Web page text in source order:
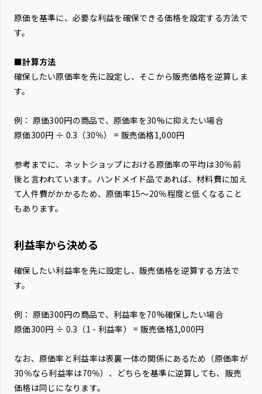
原価を基準に、必要な利益を確保できる価格を設定する方法で
す。
■計算方法
確保したい原価率を先に設定し、そこから販売価格を逆算しま
す。
例： 原価300円の商品で、原価率を30%に抑えたい場合
原価300円 ÷ 0.3（30％） = 販売価格1,000円
参考までに、ネットショップにおける原価率の平均は30％前
後と言われています。ハンドメイド品であれば、材料費に加え
て人件費がかかるため、原価率15〜20％程度と低くなること
もあります。
利益率から決める
確保したい利益率を先に設定し、販売価格を逆算する方法で
す。
例： 原価300円の商品で、利益率を70%確保したい場合
原価300円 ÷ 0.3（1 - 利益率） = 販売価格1,000円
なお、原価率と利益率は表裏一体の関係にあるため（原価率が
30％なら利益率は70％）、どちらを基準に逆算しても、販売
価格は同じになります。